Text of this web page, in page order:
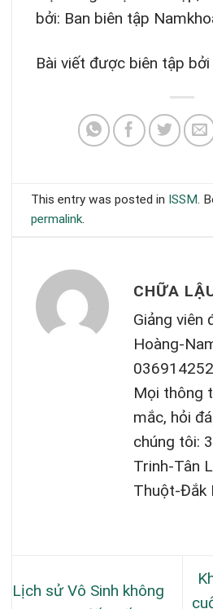
bởi: Ban biên tập
Bài viết được biên tập
This entry was posted in ISSM.
permalink.
CHỮA
Giảng viên
Hoàng-
Mọi thông
mắc, hỏi
chúng tôi:
Trinh-Tân
Thuột-Đắk
Lịch sử Vô Sinh không